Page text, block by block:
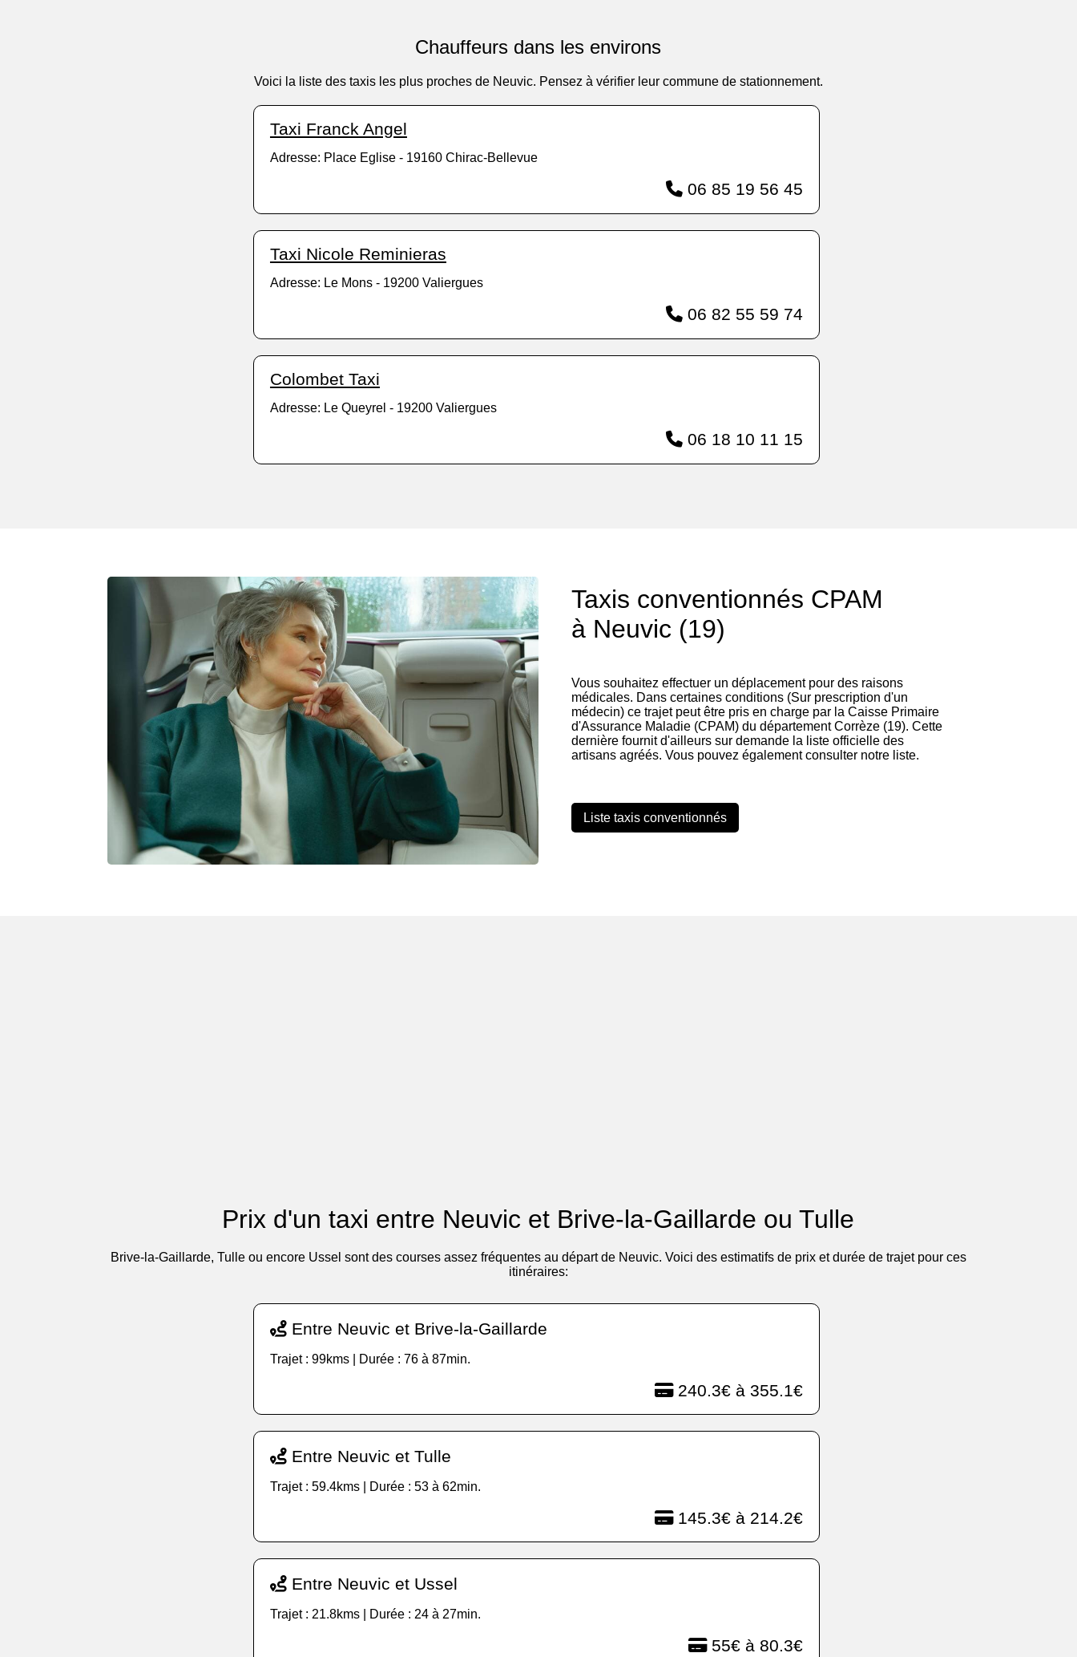
Chauffeurs dans les environs
Voici la liste des taxis les plus proches de Neuvic. Pensez à vérifier leur commune de stationnement.
Taxi Franck Angel
Adresse: Place Eglise - 19160 Chirac-Bellevue
06 85 19 56 45
Taxi Nicole Reminieras
Adresse: Le Mons - 19200 Valiergues
06 82 55 59 74
Colombet Taxi
Adresse: Le Queyrel - 19200 Valiergues
06 18 10 11 15
Taxis conventionnés CPAM
à Neuvic (19)
Vous souhaitez effectuer un déplacement pour des raisons
médicales. Dans certaines conditions (Sur prescription d'un
médecin) ce trajet peut être pris en charge par la Caisse Primaire
d'Assurance Maladie (CPAM) du département Corrèze (19). Cette
dernière fournit d'ailleurs sur demande la liste officielle des
artisans agréés. Vous pouvez également consulter notre liste.
Liste taxis conventionnés
Prix d'un taxi entre Neuvic et Brive-la-Gaillarde ou Tulle
Brive-la-Gaillarde, Tulle ou encore Ussel sont des courses assez fréquentes au départ de Neuvic. Voici des estimatifs de prix et durée de trajet pour ces
itinéraires:
Entre Neuvic et Brive-la-Gaillarde
Trajet : 99kms | Durée : 76 à 87min.
240.3€ à 355.1€
Entre Neuvic et Tulle
Trajet : 59.4kms | Durée : 53 à 62min.
145.3€ à 214.2€
Entre Neuvic et Ussel
Trajet : 21.8kms | Durée : 24 à 27min.
55€ à 80.3€